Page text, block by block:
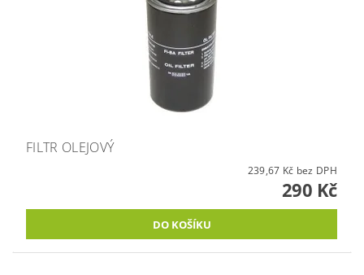
FILTR OLEJOVÝ
239,67 Kč bez DPH
290 Kč